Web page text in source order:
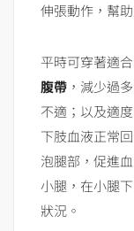
伸張動作，幫
平時可穿著適
腹帶 ，減少過
不適；以及適
下肢血液正常
泡腿部，促進
小腿，在小腿
狀況。